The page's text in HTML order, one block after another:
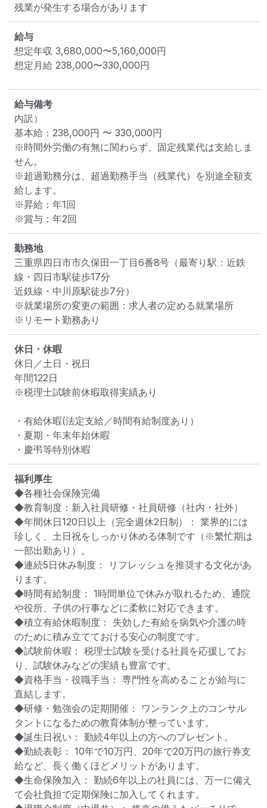
残業が発生する場合があります
給与
想定年収 3,680,000〜5,160,000円
想定月給 238,000〜330,000円
給与備考
内訳）
基本給：238,000円 〜 330,000円
※時間外労働の有無に関わらず、固定残業代は支給しま
せん。
※超過勤務分は、超過勤務手当（残業代）を別途全額支
給します。
※昇給：年1回
※賞与：年2回
勤務地
三重県四日市市久保田一丁目6番8号 （最寄り駅：近鉄
線・四日市駅徒歩17分
近鉄線・中川原駅徒歩7分）
※就業場所の変更の範囲：求人者の定める就業場所
※リモート勤務あり
休日・休暇
休日／土日・祝日
年間122日
※税理士試験前休暇取得実績あり
・有給休暇(法定支給／時間有給制度あり）
・夏期・年末年始休暇
・慶弔等特別休暇
福利厚生
◆各種社会保険完備
◆教育制度：新入社員研修・社員研修（社内・社外）
◆年間休日120日以上（完全週休2日制）： 業界的には
珍しく、土日祝をしっかり休める体制です（※繁忙期は
一部出勤あり）。
◆連続5日休み制度： リフレッシュを推奨する文化があ
ります。
◆時間有給制度： 1時間単位で休みが取れるため、通院
や役所、子供の行事などに柔軟に対応できます。
◆積立有給休暇制度： 失効した有給を病気や介護の時
のために積み立てておける安心の制度です。
◆試験前休暇： 税理士試験を受ける社員を応援してお
り、試験休みなどの実績も豊富です。
◆資格手当・役職手当： 専門性を高めることが給与に
直結します。
◆研修・勉強会の定期開催： ワンランク上のコンサル
タントになるための教育体制が整っています。
◆誕生日祝い： 勤続4年以上の方へのプレゼント。
◆勤続表彰： 10年で10万円、20年で20万円の旅行券支
給など、長く働くほどメリットがあります。
◆生命保険加入： 勤続6年以上の社員には、万一に備え
て会社負担で定期保険に加入してくれます。